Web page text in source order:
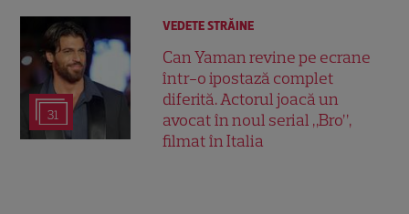
31
VEDETE STRĂINE
Can Yaman revine pe ecrane
într-o ipostază complet
diferită. Actorul joacă un
avocat în noul serial „Bro”,
filmat în Italia